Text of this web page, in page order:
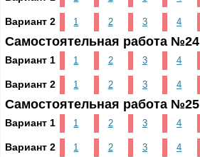
Вариант 2 1 2 3 4
Самостоятельная работа №24
Вариант 1 1 2 3 4
Вариант 2 1 2 3 4
Самостоятельная работа №25
Вариант 1 1 2 3 4
Вариант 2 1 2 3 4